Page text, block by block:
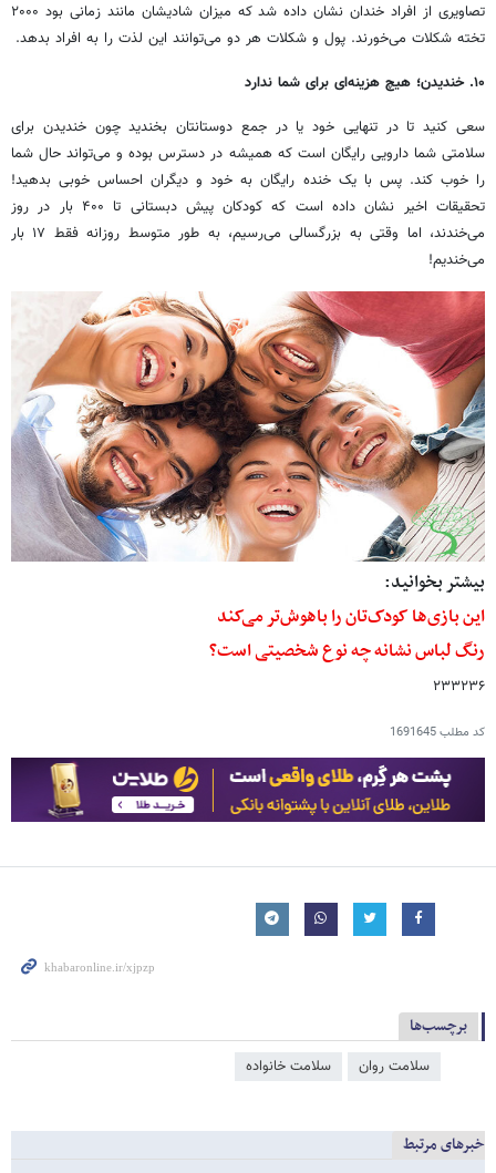
تصاویری از افراد خندان نشان داده شد که میزان شادیشان مانند زمانی بود ۲۰۰۰
تخته شکلات می‌خورند. پول و شکلات هر دو می‌توانند این لذت را به افراد بدهد.
۱۰. خندیدن؛ هیچ هزینه‌ای برای شما ندارد
سعی کنید تا در تنهایی خود یا در جمع دوستانتان بخندید چون خندیدن برای
سلامتی شما دارویی رایگان است که همیشه در دسترس بوده و می‌تواند حال شما
را خوب کند. پس با یک خنده رایگان به خود و دیگران احساس خوبی بدهید!
تحقیقات اخیر نشان داده است که کودکان پیش دبستانی تا ۴۰۰ بار در روز
می‌خندند، اما وقتی به بزرگسالی می‌رسیم، به طور متوسط روزانه فقط ۱۷ بار
می‌خندیم!
بیشتر بخوانید:
این بازی‌ها کودک‌تان را باهوش‌تر می‌کند
رنگ لباس نشانه چه نوع شخصیتی است؟
۲۳۳۲۳۶
کد مطلب1691645
برچسب‌ها
سلامت روان سلامت خانواده
خبرهای مرتبط